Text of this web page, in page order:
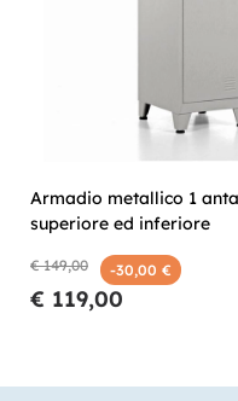
Armadio metallico 1
superiore ed inferiore
€ 149,00 -30,00 €
€ 119,00